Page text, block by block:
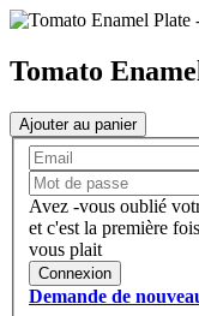
Tomato
Ajouter au panier
Avez -vous oublié
et c'est la première
vous plait
Connexion
Demande de